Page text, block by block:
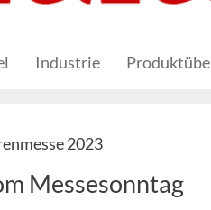
Industrie
2023
Messesonntag